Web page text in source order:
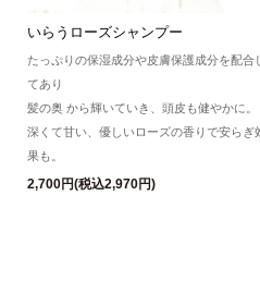
いらうローズシャンプー
たっぷりの保湿成分や皮膚保護成分を配合
てあり
髪の奥 から輝いていき、頭皮も健やかに。
深くて甘い、優しいローズの香りで安らぎ
果も。
2,700円(税込2,970円)